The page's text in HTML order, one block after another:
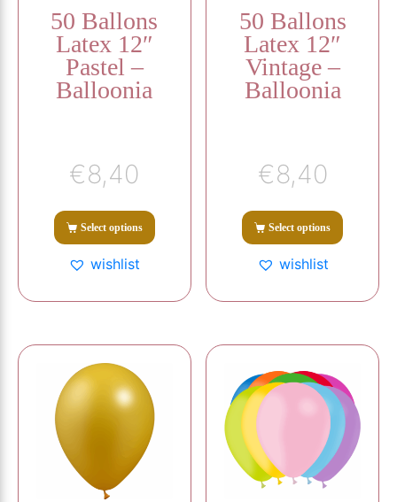
50 Ballons
Latex 12″
Pastel –
Balloonia
€8,40
Select options
wishlist
50 Ballons
Latex 12″
Vintage –
Balloonia
€8,40
Select options
wishlist